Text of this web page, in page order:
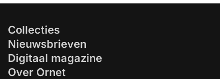
Collecties
Nieuwsbrieven
Digitaal magazine
Over Ornet